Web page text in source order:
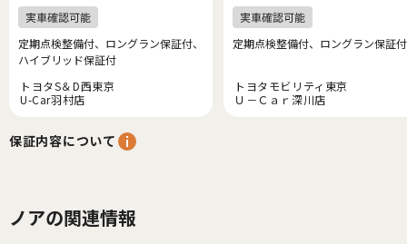
定期点検整備付、ロングラン保証付、
ハイブリッド保証付
トヨタS＆D西東京
U-Car羽村店
定期点検整備付、ロングラン保証付
トヨタモビリティ東京
Ｕ－Ｃａｒ深川店
保証内容について
ノアの関連情報